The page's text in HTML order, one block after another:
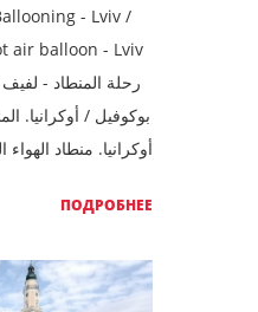
- Lviv /
air balloon - Lviv
بوكوفيل / أوكرانيا.
أوكرانيا. منطاد
ПОДРОБНЕЕ